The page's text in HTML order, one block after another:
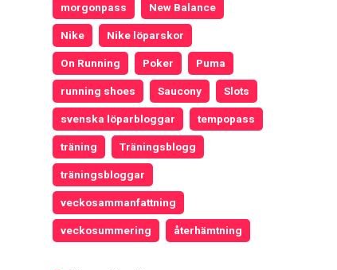
morgonpass New Balance
Nike Nike löparskor
On Running Poker Puma
running shoes Saucony Slots
svenska löparbloggar tempopass
träning Träningsblogg
träningsbloggar
veckosammanfattning
veckosummering återhämtning